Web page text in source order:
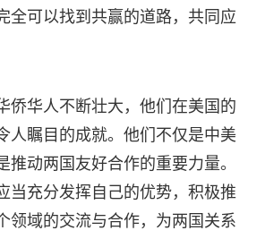
全可以找到共赢的道路，共同应
侨华人不断壮大，他们在美国的
人瞩目的成就。他们不仅是中美
推动两国友好合作的重要力量。
当充分发挥自己的优势，积极推
领域的交流与合作，为两国关系